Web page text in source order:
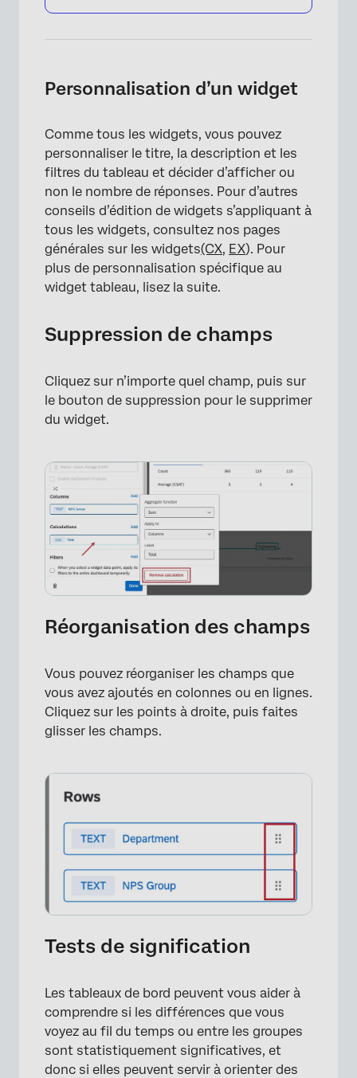
×
Personnalisation d’un widget
Comme tous les widgets, vous pouvez
personnaliser le titre, la description et les
filtres du tableau et décider d’afficher ou
non le nombre de réponses. Pour d’autres
conseils d’édition de widgets s’appliquant à
tous les widgets, consultez nos pages
générales sur les widgets(CX, EX). Pour
plus de personnalisation spécifique au
widget tableau, lisez la suite.
Suppression de champs
Cliquez sur n’importe quel champ, puis sur
le bouton de suppression pour le supprimer
du widget.
Réorganisation des champs
Vous pouvez réorganiser les champs que
vous avez ajoutés en colonnes ou en lignes.
Cliquez sur les points à droite, puis faites
glisser les champs.
Tests de signification
Les tableaux de bord peuvent vous aider à
comprendre si les différences que vous
voyez au fil du temps ou entre les groupes
sont statistiquement significatives, et
donc si elles peuvent servir à orienter des